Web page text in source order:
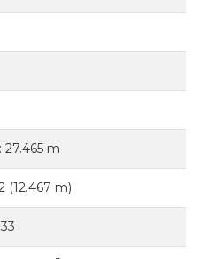
: 27.465 m
(12.467 m)
33